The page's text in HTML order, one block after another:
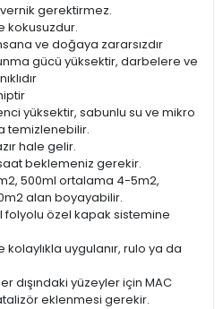
gerektirmez.
kokusuzdur.
ve doğaya zararsızdır
gücü yüksektir, darbelere ve
yüksektir, sabunlu su ve mikro
temizlenebilir.
hale gelir.
beklemeniz gerekir.
500ml ortalama 4-5m2,
alan boyayabilir.
folyolu özel kapak sistemine
kolaylıkla uygulanır, rulo ya da
dışındaki yüzeyler için MAC
eklenmesi gerekir.